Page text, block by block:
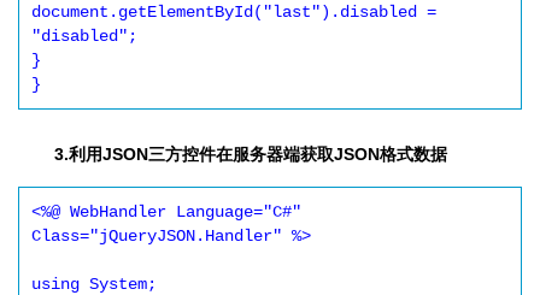
document.getElementById("last").disabled =
"disabled";
}
3.利用JSON三方控件在服务器端获取JSON格式数据
<%@ WebHandler Language="C#"
Class="jQueryJSON.Handler" %>
using System;